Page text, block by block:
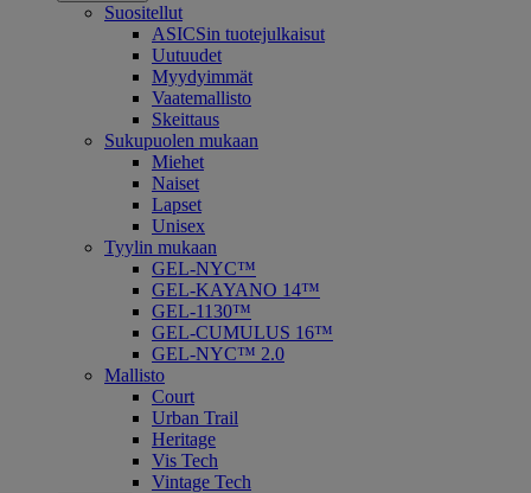
Suositellut
ASICSin tuotejulkaisut
Uutuudet
Myydyimmät
Vaatemallisto
Skeittaus
Sukupuolen mukaan
Miehet
Naiset
Lapset
Unisex
Tyylin mukaan
GEL-NYC™
GEL-KAYANO 14™
GEL-1130™
GEL-CUMULUS 16™
GEL-NYC™ 2.0
Mallisto
Court
Urban Trail
Heritage
Vis Tech
Vintage Tech